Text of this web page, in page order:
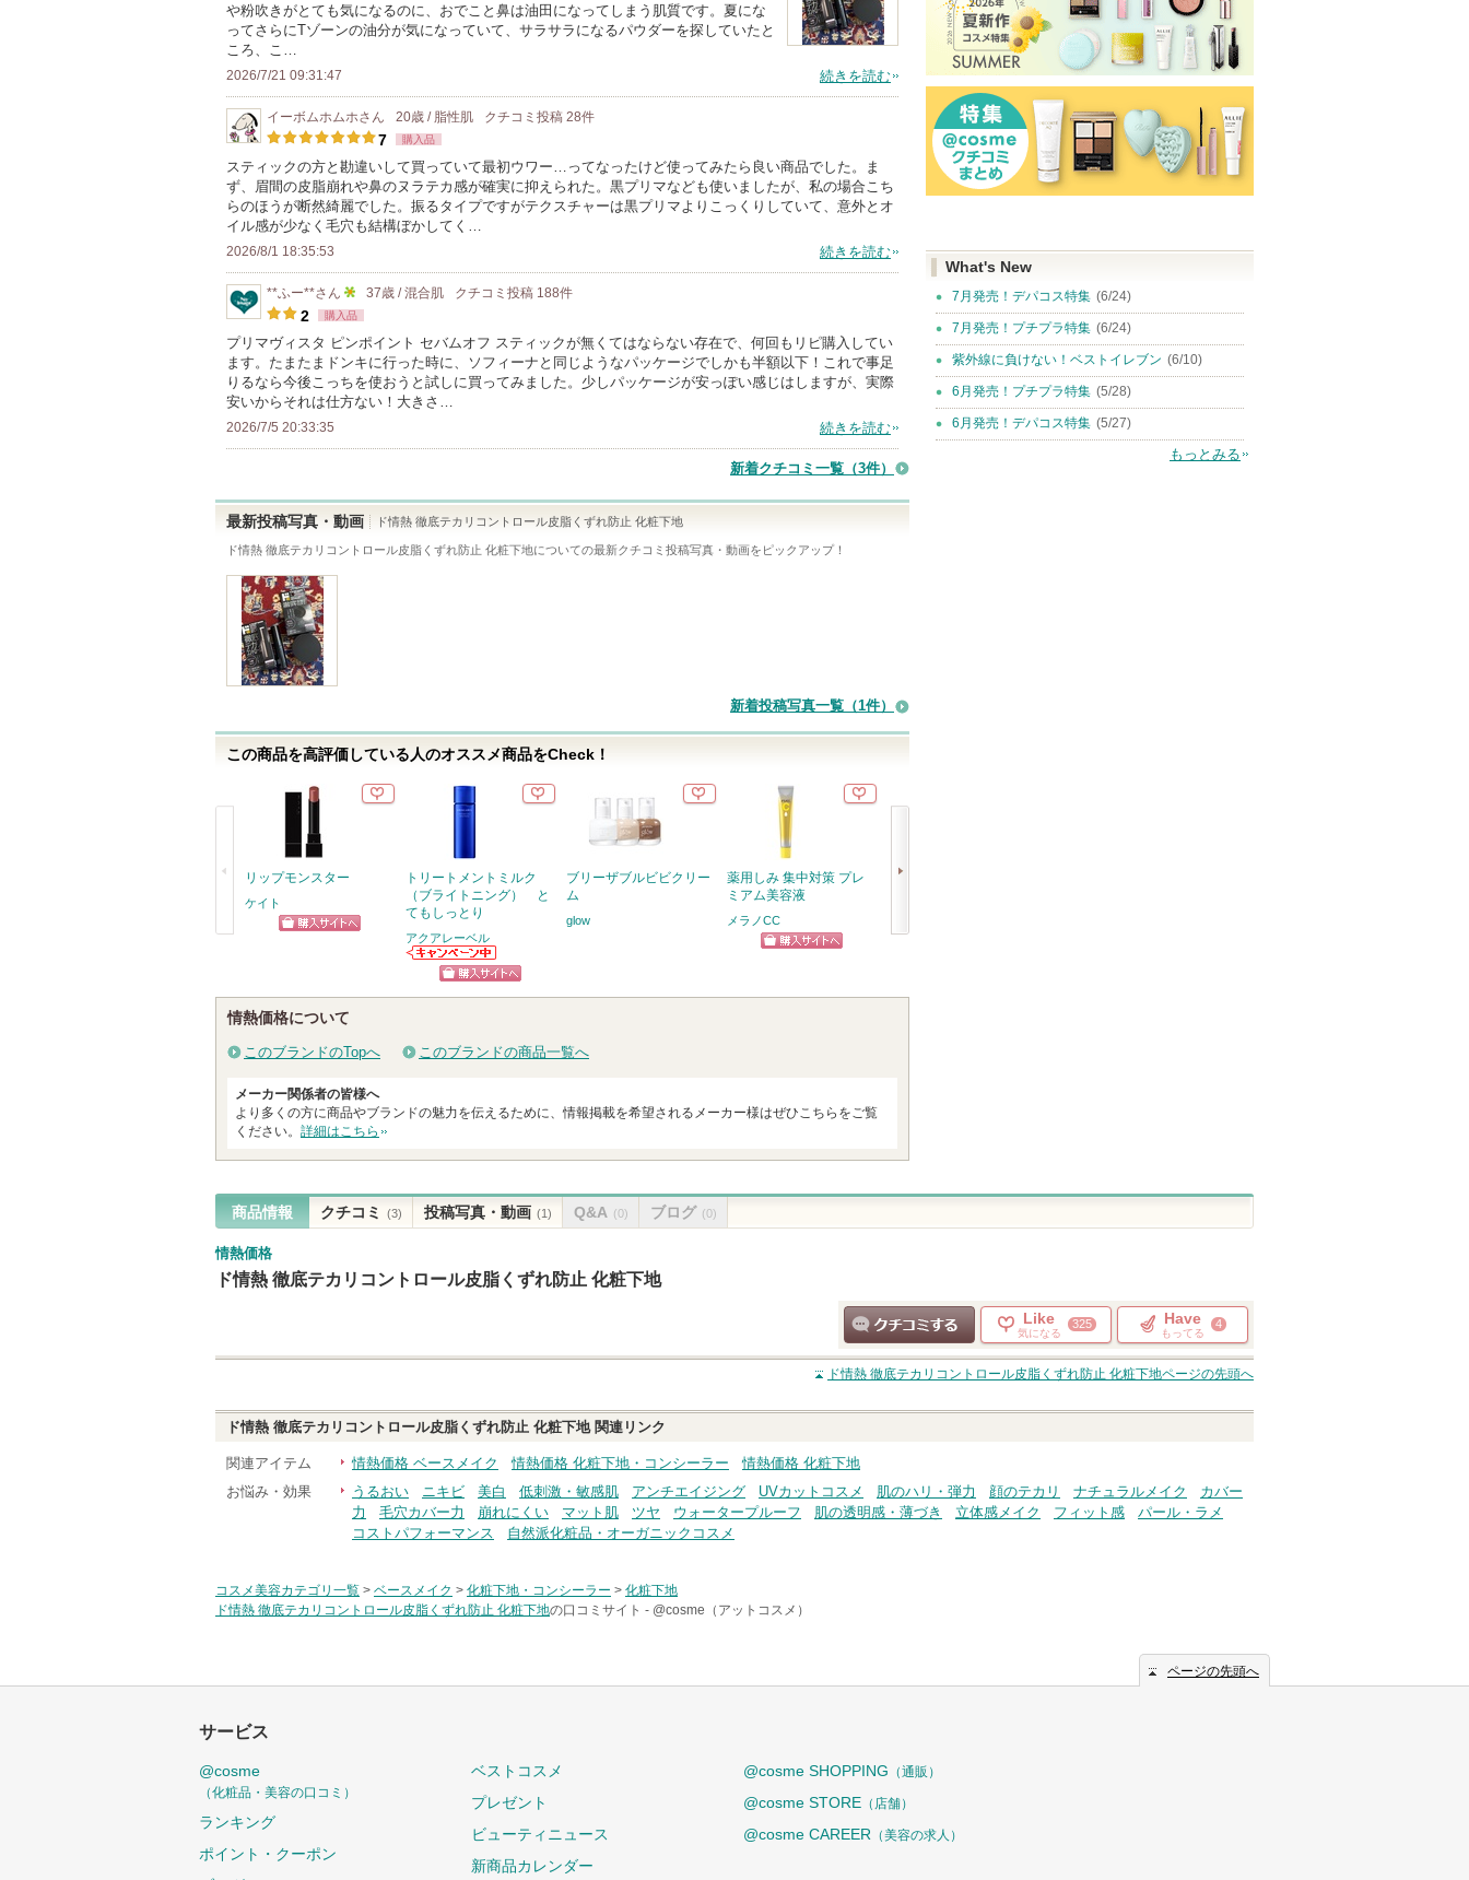
上
ン
バ
ー
に
お
気
録
さ
れ
す
や粉吹きがとても気になるのに、おでこと鼻は油田になってしまう肌質です。夏にな
ってさらにTゾーンの油分が気になっていて、サラサラになるパウダーを探していたと
ころ、こ…
2026/7/21 09:31:47 続きを読む
イーボムホムホさん 20歳 / 脂性肌 クチコミ投稿 28件
7 購入品
スティックの方と勘違いして買っていて最初ウワー…ってなったけど使ってみたら良い商品でした。ま
ず、眉間の皮脂崩れや鼻のヌラテカ感が確実に抑えられた。黒プリマなども使いましたが、私の場合こち
らのほうが断然綺麗でした。振るタイプですがテクスチャーは黒プリマよりこっくりしていて、意外とオ
イル感が少なく毛穴も結構ぼかしてく…
2026/8/1 18:35:53 続きを読む
**ふー**さん
5
人
以
上
ー
に
録
さ
37歳 / 混合肌 クチコミ投稿 188件
2 購入品
プリマヴィスタ ピンポイント セバムオフ スティックが無くてはならない存在で、何回もリピ購入してい
ます。たまたまドンキに行った時に、ソフィーナと同じようなパッケージでしかも半額以下！これで事足
りるなら今後こっちを使おうと試しに買ってみました。少しパッケージが安っぽい感じはしますが、実際
安いからそれは仕方ない！大きさ…
2026/7/5 20:33:35 続きを読む
新着クチコミ一覧 （3件）
最新投稿写真・動画 ド情熱 徹底テカリコントロール皮脂くずれ防止 化粧下地
ド情熱 徹底テカリコントロール皮脂くずれ防止 化粧下地についての最新クチコミ投稿写真・動画をピックアップ！
新着投稿写真一覧（1件）
この商品を高評価している人のオススメ商品をCheck！
リップモンスター
ケイト
トリートメントミルク
（ブライトニング） と
てもしっとり
アクアレーベル
アクアレーベル
からのお知らせ
がありますショッピン
ブリーザブルビビクリー
ム
glow
薬用しみ 集中対策 プレ
ミアム美容液
メラノCC
はちみつコラーゲントナ
情熱価格について
このブランドのTopへ このブランドの商品一覧へ
メーカー関係者の皆様へ
より多くの方に商品やブランドの魅力を伝えるために、情報掲載を希望されるメーカー様はぜひこちらをご覧
ください。 詳細はこちら
What's New
7月発売！デパコス特集 (6/24)
7月発売！プチプラ特集 (6/24)
紫外線に負けない！ベストイレブン (6/10)
6月発売！プチプラ特集 (5/28)
6月発売！デパコス特集 (5/27)
もっとみる
商品情報 クチコミ (3) 投稿写真・動画 (1) Q&A (0) ブログ (0)
情熱価格
ド情熱 徹底テカリコントロール皮脂くずれ防止 化粧下地
クチコミする
Like
気になる
325 Have
もってる
4
ド情熱 徹底テカリコントロール皮脂くずれ防止 化粧下地ページの先頭へ
ド情熱 徹底テカリコントロール皮脂くずれ防止 化粧下地関連リンク
関連アイテム 情熱価格 ベースメイク 情熱価格 化粧下地・コンシーラー
情熱価格 化粧下地
お悩み・効果
うるおい ニキビ 美白 低刺激・敏感肌 アンチエイジング UVカットコスメ 肌のハリ・弾力 顔のテカリ ナチュラルメイク
カバー
力
毛穴カバー力 崩れにくい マット肌 ツヤ ウォータープルーフ 肌の透明感・薄づき 立体感メイク フィット感
パール・ラメ
コストパフォーマンス
自然派化粧品・オーガニックコスメ
コスメ美容カテゴリ一覧 > ベースメイク > 化粧下地・コンシーラー > 化粧下地
ド情熱 徹底テカリコントロール皮脂くずれ防止 化粧下地の口コミサイト - @cosme（アットコスメ）
ページの先頭へ
サービス
@cosme
（化粧品・美容の口コミ）
ランキング
ポイント・クーポン
ベストコスメ
プレゼント
ビューティニュース
新商品カレンダー
@cosme SHOPPING （通販）
@cosme STORE （店舗）
@cosme CAREER （美容の求人）